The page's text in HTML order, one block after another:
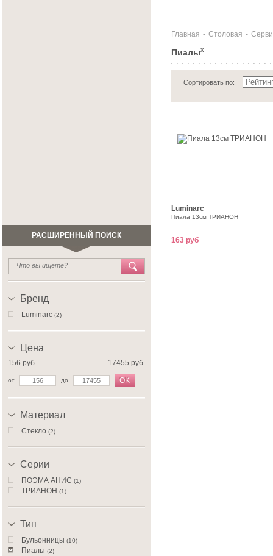
РАСШИРЕННЫЙ ПОИСК
Бренд
Luminarc (2)
Цена
156 руб 17455 руб.
от до OK
Материал
Стекло (2)
Серии
ПОЭМА АНИС (1)
ТРИАНОН (1)
Тип
Бульонницы (10)
Пиалы (2)
Главная - Столовая -
ПиалыX
Сортировать по:
Luminarc
Пиала 13см ТРИАНОН
163 руб